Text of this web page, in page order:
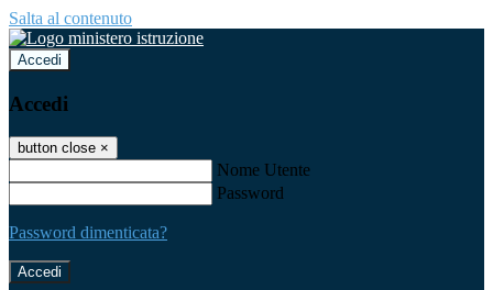
Salta al contenuto
Accedi
Accedi
button close ×
Nome Utente
Password
Password dimenticata?